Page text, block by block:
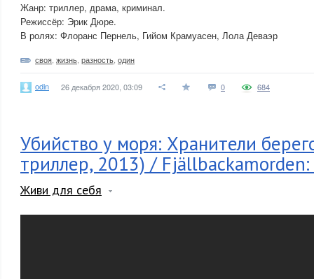
Жанр: триллер, драма, криминал.
Режиссёр: Эрик Дюре.
В ролях: Флоранс Пернель, Гийом Крамуасен, Лола Деваэр
своя жизнь разность один
odin 26 декабря 2020, 03:09 0 684
Убийство у моря: Хранители
триллер, 2013) /
Живи для себя